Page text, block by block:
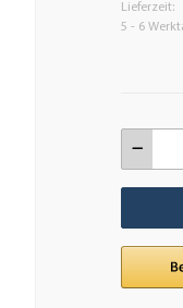
Lieferzeit:
5 - 6